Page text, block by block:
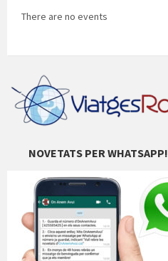
There are no events
NOVETATS PER WHATSAPP!